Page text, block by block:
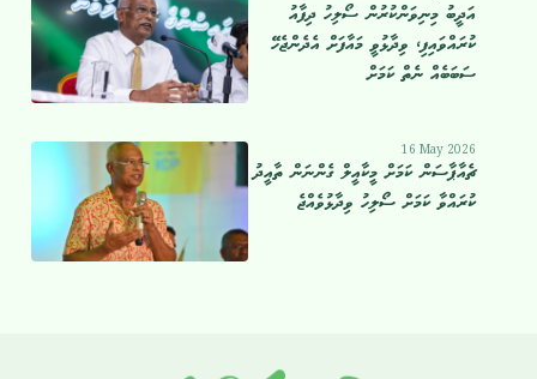
އަދީބު މިނިވަންކުރުން ސޯލިހު ދިފާއު
ކުރައްވައިފި، ވިދާޅުވީ މައާފަށް އެދެންޖެހޭ
ސަބަބެއް ނެތް ކަމަށް
16 May 2026
ޗެއާޕާސަން ކަމަށް މީކާއީލް ގެންނަން ތާއީދު
ކުރައްވާ ކަމަށް ސޯލިހު ވިދާޅުވެއްޖެ